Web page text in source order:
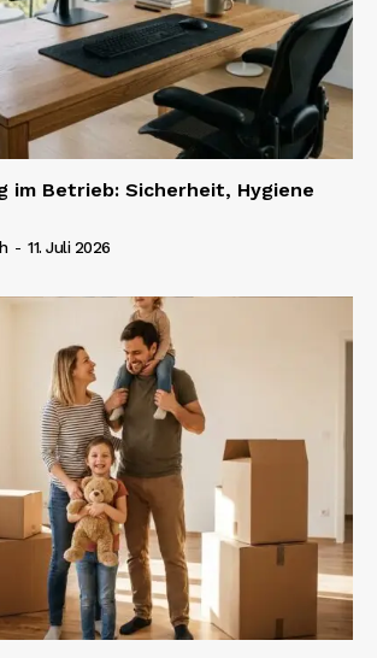
im Betrieb: Sicherheit, Hygiene
- 11. Juli 2026